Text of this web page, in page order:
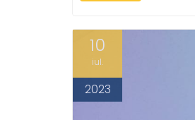
10
iul.
2023